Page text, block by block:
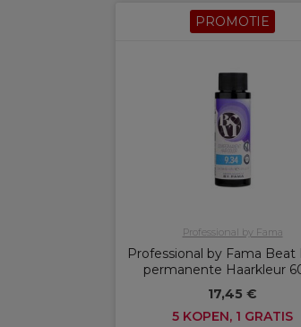
PROMOTIE
Professional by Fama
Professional by Fama Beat
permanente Haarkleur
17,45 €
5 KOPEN, 1 GRATIS